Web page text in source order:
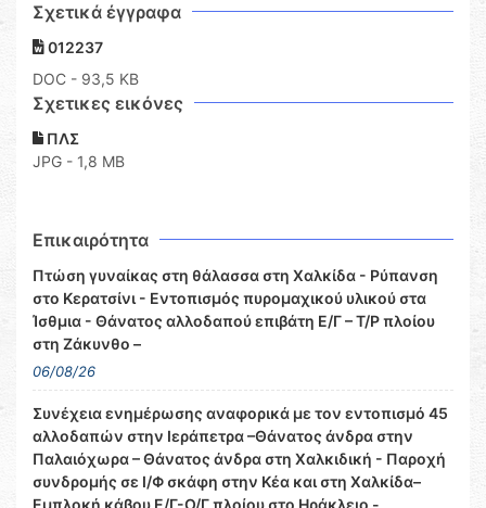
Σχετικά έγγραφα
012237
DOC - 93,5 KB
Σχετικες εικόνες
ΠΛΣ
JPG - 1,8 MB
Επικαιρότητα
Πτώση γυναίκας στη θάλασσα στη Χαλκίδα - Ρύπανση
στο Κερατσίνι - Εντοπισμός πυρομαχικού υλικού στα
Ίσθμια - Θάνατος αλλοδαπού επιβάτη Ε/Γ – Τ/Ρ πλοίου
στη Ζάκυνθο –
06/08/26
Συνέχεια ενημέρωσης αναφορικά με τον εντοπισμό 45
αλλοδαπών στην Ιεράπετρα –Θάνατος άνδρα στην
Παλαιόχωρα – Θάνατος άνδρα στη Χαλκιδική - Παροχή
συνδρομής σε Ι/Φ σκάφη στην Κέα και στη Χαλκίδα–